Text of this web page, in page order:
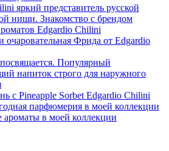
яркий представитель русской
ниши. Знакомство с брендом
Edgardio Chilini
очаровательная Фрида от Edgardio
Популярный
напиток строго для наружного
с Pineapple Sorbet Edgardio Chilini
парфюмерия в моей коллекции
ароматы в моей коллекции